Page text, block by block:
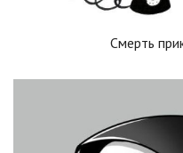
Смерть